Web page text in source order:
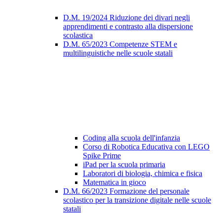
D.M. 19/2024 Riduzione dei divari negli
apprendimenti e contrasto alla dispersione
scolastica
D.M. 65/2023 Competenze STEM e
multilinguistiche nelle scuole statali
Coding alla scuola dell'infanzia
Corso di Robotica Educativa con LEGO
Spike Prime
iPad per la scuola primaria
Laboratori di biologia, chimica e fisica
Matematica in gioco
D.M. 66/2023 Formazione del personale
scolastico per la transizione digitale nelle scuole
statali